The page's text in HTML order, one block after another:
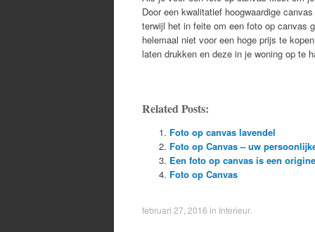
Door een kwalitatief hoogwaardige
terwijl het in feite om een foto op canvas
helemaal niet voor een hoge prijs te
laten drukken en deze in je woning op te
Related Posts:
Foto op canvas lavendel
Foto op Canvas – uw
Een foto op canvas is een
Foto op Canvas
februari 27, 2016 in Interieur.